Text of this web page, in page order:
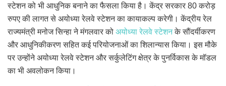
स्टेशन को भी आधुनिक बनाने का फैसला किया है। केंद्र सरकार 80 करोड़
रुपए की लागत से अयोध्या रेलवे स्टेशन का कायाकल्प करेगी। केंद्रीय रेल
राज्यमंत्री मनोज सिन्हा ने मंगलवार को अयोध्या रेलवे स्टेशनके सौंदर्यीकरण
और आधुनिकीकरण सहित कई परियोजनाओं का शिलान्यास किया। इस मौके
पर उन्होंने अयोध्या रेलवे स्टेशन और सर्कुलेटिंग क्षेत्र के पुनर्विकास के मॉडल
का भी अवलोकन किया।